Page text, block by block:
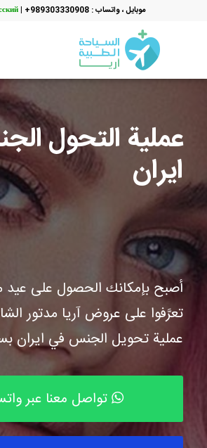
موبایل ، واتساب : 989303330908+ |
عملية التحول
ايران
أصبح بإمكانك الحصول على عيد
تعرَّفوا على عروض آريا مدتور
عملية تحويل الجنس في ايران
تواصل معنا عبر